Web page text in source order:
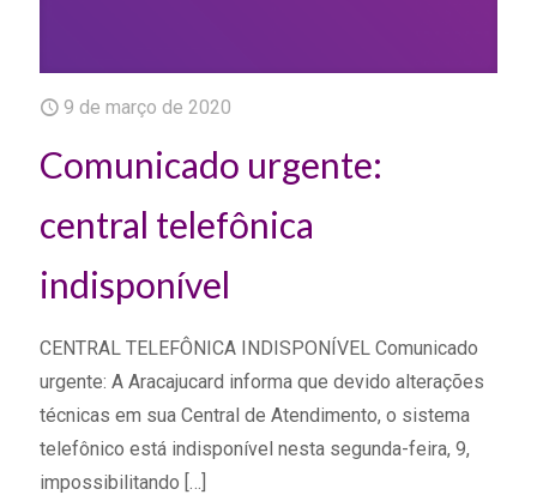
9 de março de 2020
Comunicado urgente:
central telefônica
indisponível
CENTRAL TELEFÔNICA INDISPONÍVEL Comunicado
urgente: A Aracajucard informa que devido alterações
técnicas em sua Central de Atendimento, o sistema
telefônico está indisponível nesta segunda-feira, 9,
impossibilitando […]